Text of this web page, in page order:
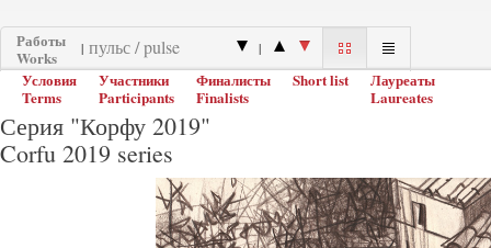
Работы
Works
| |
Условия
Terms
Участники
Participants
Финалисты
Finalists
Short list
Лауреаты
Laureates
Серия "Корфу 2019"
Corfu 2019 series